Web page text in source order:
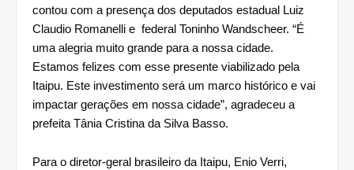
contou com a presença dos deputados estadual Luiz
Claudio Romanelli e  federal Toninho Wandscheer. “É
uma alegria muito grande para a nossa cidade.
Estamos felizes com esse presente viabilizado pela
Itaipu. Este investimento será um marco histórico e vai
impactar gerações em nossa cidade”, agradeceu a
prefeita Tânia Cristina da Silva Basso.
Para o diretor-geral brasileiro da Itaipu, Enio Verri,